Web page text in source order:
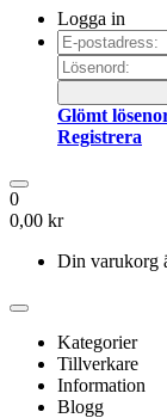
Logga in
Glömt
Registrera
0
0,00 kr
Din varukorg
Kategorier
Tillverkare
Information
Blogg